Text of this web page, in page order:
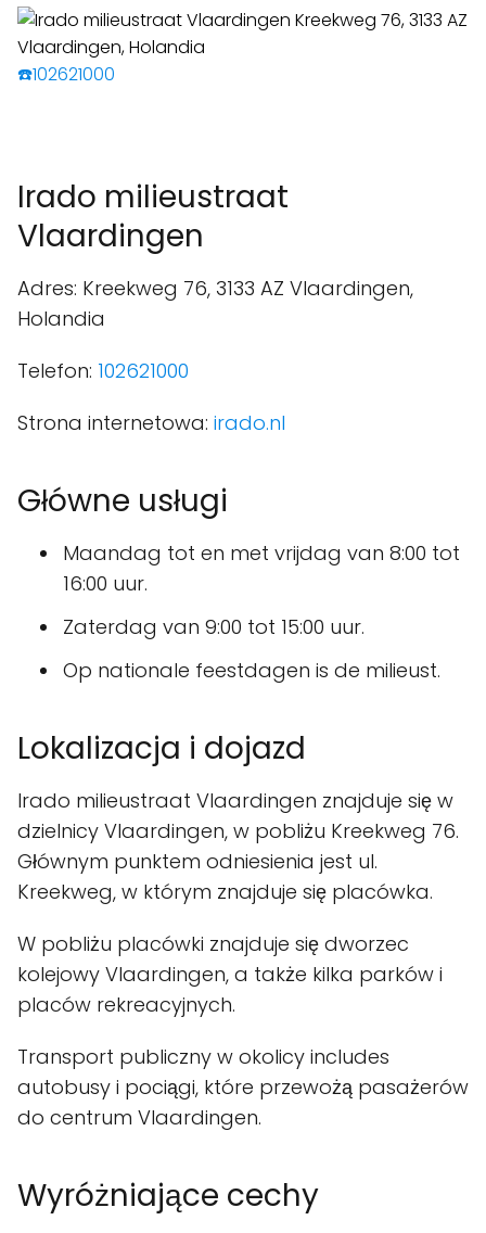
☎️102621000
Irado milieustraat
Vlaardingen
Adres: Kreekweg 76, 3133 AZ Vlaardingen,
Holandia
Telefon: 102621000
Strona internetowa: irado.nl
Główne usługi
Maandag tot en met vrijdag van 8:00 tot
16:00 uur.
Zaterdag van 9:00 tot 15:00 uur.
Op nationale feestdagen is de milieust.
Lokalizacja i dojazd
Irado milieustraat Vlaardingen znajduje się w
dzielnicy Vlaardingen, w pobliżu Kreekweg 76.
Głównym punktem odniesienia jest ul.
Kreekweg, w którym znajduje się placówka.
W pobliżu placówki znajduje się dworzec
kolejowy Vlaardingen, a także kilka parków i
placów rekreacyjnych.
Transport publiczny w okolicy includes
autobusy i pociągi, które przewożą pasażerów
do centrum Vlaardingen.
Wyróżniające cechy